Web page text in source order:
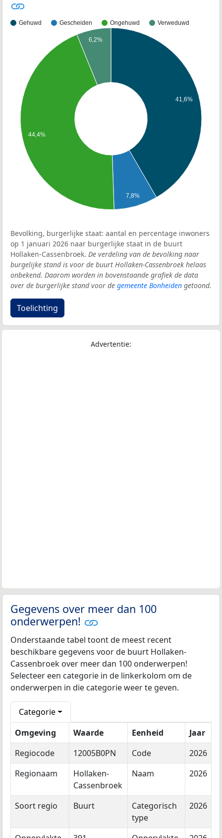
Gehuwd Gescheiden Ongehuwd Verweduwd
41,6%
7,8%
6,2%
44,4%
Bevolking, burgerlijke staat: aantal en percentage inwoners
op 1 januari 2026 naar burgerlijke staat in de buurt
Hollaken-Cassenbroek. De verdeling van de bevolking naar
burgelijke stand is voor de buurt Hollaken-Cassenbroek helaas
onbekend. Daarom worden in bovenstaande grafiek de data
over de burgerlijke stand voor de gemeente Bonheiden getoond.
Toelichting
Advertentie:
Gegevens over meer dan 100
onderwerpen!
Onderstaande tabel toont de meest recent
beschikbare gegevens voor de buurt Hollaken-
Cassenbroek over meer dan 100 onderwerpen!
Selecteer een categorie in de linkerkolom om de
onderwerpen in die categorie weer te geven.
Categorie
Omgeving
Waarde Eenheid
Jaar
Regiocode
12005B0PN Code
2026
Regionaam
Hollaken-
Cassenbroek
Naam 2026
Soort regio Buurt
Categorisch
type
2026